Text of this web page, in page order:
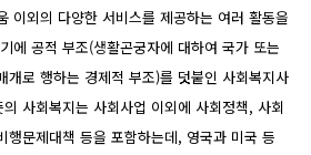
이외의 다양한 서비스를 제공하는 여러 활동을
에 공적 부조(생활곤궁자에 대하여 국가 또는
개로 행하는 경제적 부조)를 덧붙인 사회복지사
사회복지는 사회사업 이외에 사회정책, 사회
행문제대책 등을 포함하는데, 영국과 미국 등